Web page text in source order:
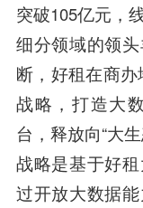
突破105亿元，
细分领域的领
断，好租在商办
战略，打造大
台，释放向“大
战略是基于好
过开放大数据